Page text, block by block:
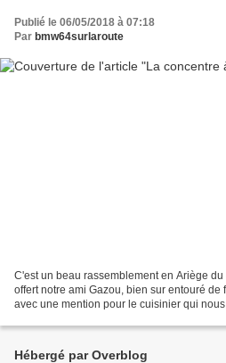
Publié le 06/05/2018 à 07:18
Par bmw64surlaroute
C'est un beau rassemblement en Ariège
offert notre ami Gazou, bien sur entouré
avec une mention pour le cuisinier qui
Hébergé par Overblog